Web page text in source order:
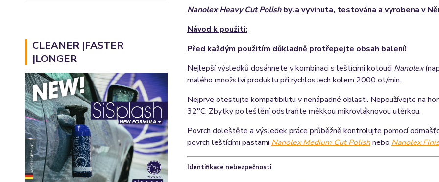
CLEANER |FASTER
|LONGER
Nanolex Heavy Cut Polishbyla vyvinuta, testována a vyrobena v
Návod k použití:
Před každým použitím důkladně protřepejte obsah balení!
Nejlepší výsledků dosáhnete v kombinaci s leštícími kotouči Nanolex
malého množství produktu při rychlostech kolem 2000 ot/min..
Nejprve otestujte kompatibilitu v nenápadné oblasti. Nepoužívejte na
32°C. Zbytky po leštění odstraňte měkkou mikrovláknovou utěrkou.
Povrch doleštěte a výsledek práce průběžně kontrolujte pomocí
povrch leštícími pastami Nanolex Medium Cut Polishnebo Nanolex
Identifikace nebezpečnosti